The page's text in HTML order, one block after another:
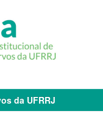
da UFRRJ